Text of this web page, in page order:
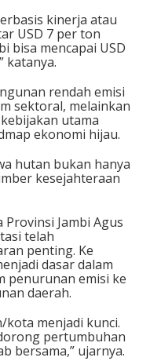
kinerja atau
USD 7 per ton
bisa mencapai USD
katanya.
rendah emisi
sektoral, melainkan
utama
ekonomi hijau.
hutan bukan hanya
kesejahteraan
Jambi Agus
telah
penting. Ke
dasar dalam
penurunan emisi ke
daerah.
menjadi kunci.
pertumbuhan
bersama,” ujarnya.